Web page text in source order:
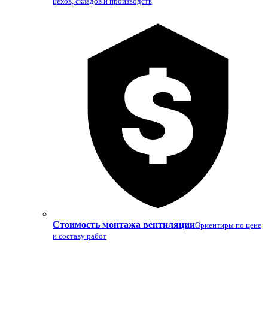
Стоимость монтажа вентиляцииОриентиры по цене
и составу работ